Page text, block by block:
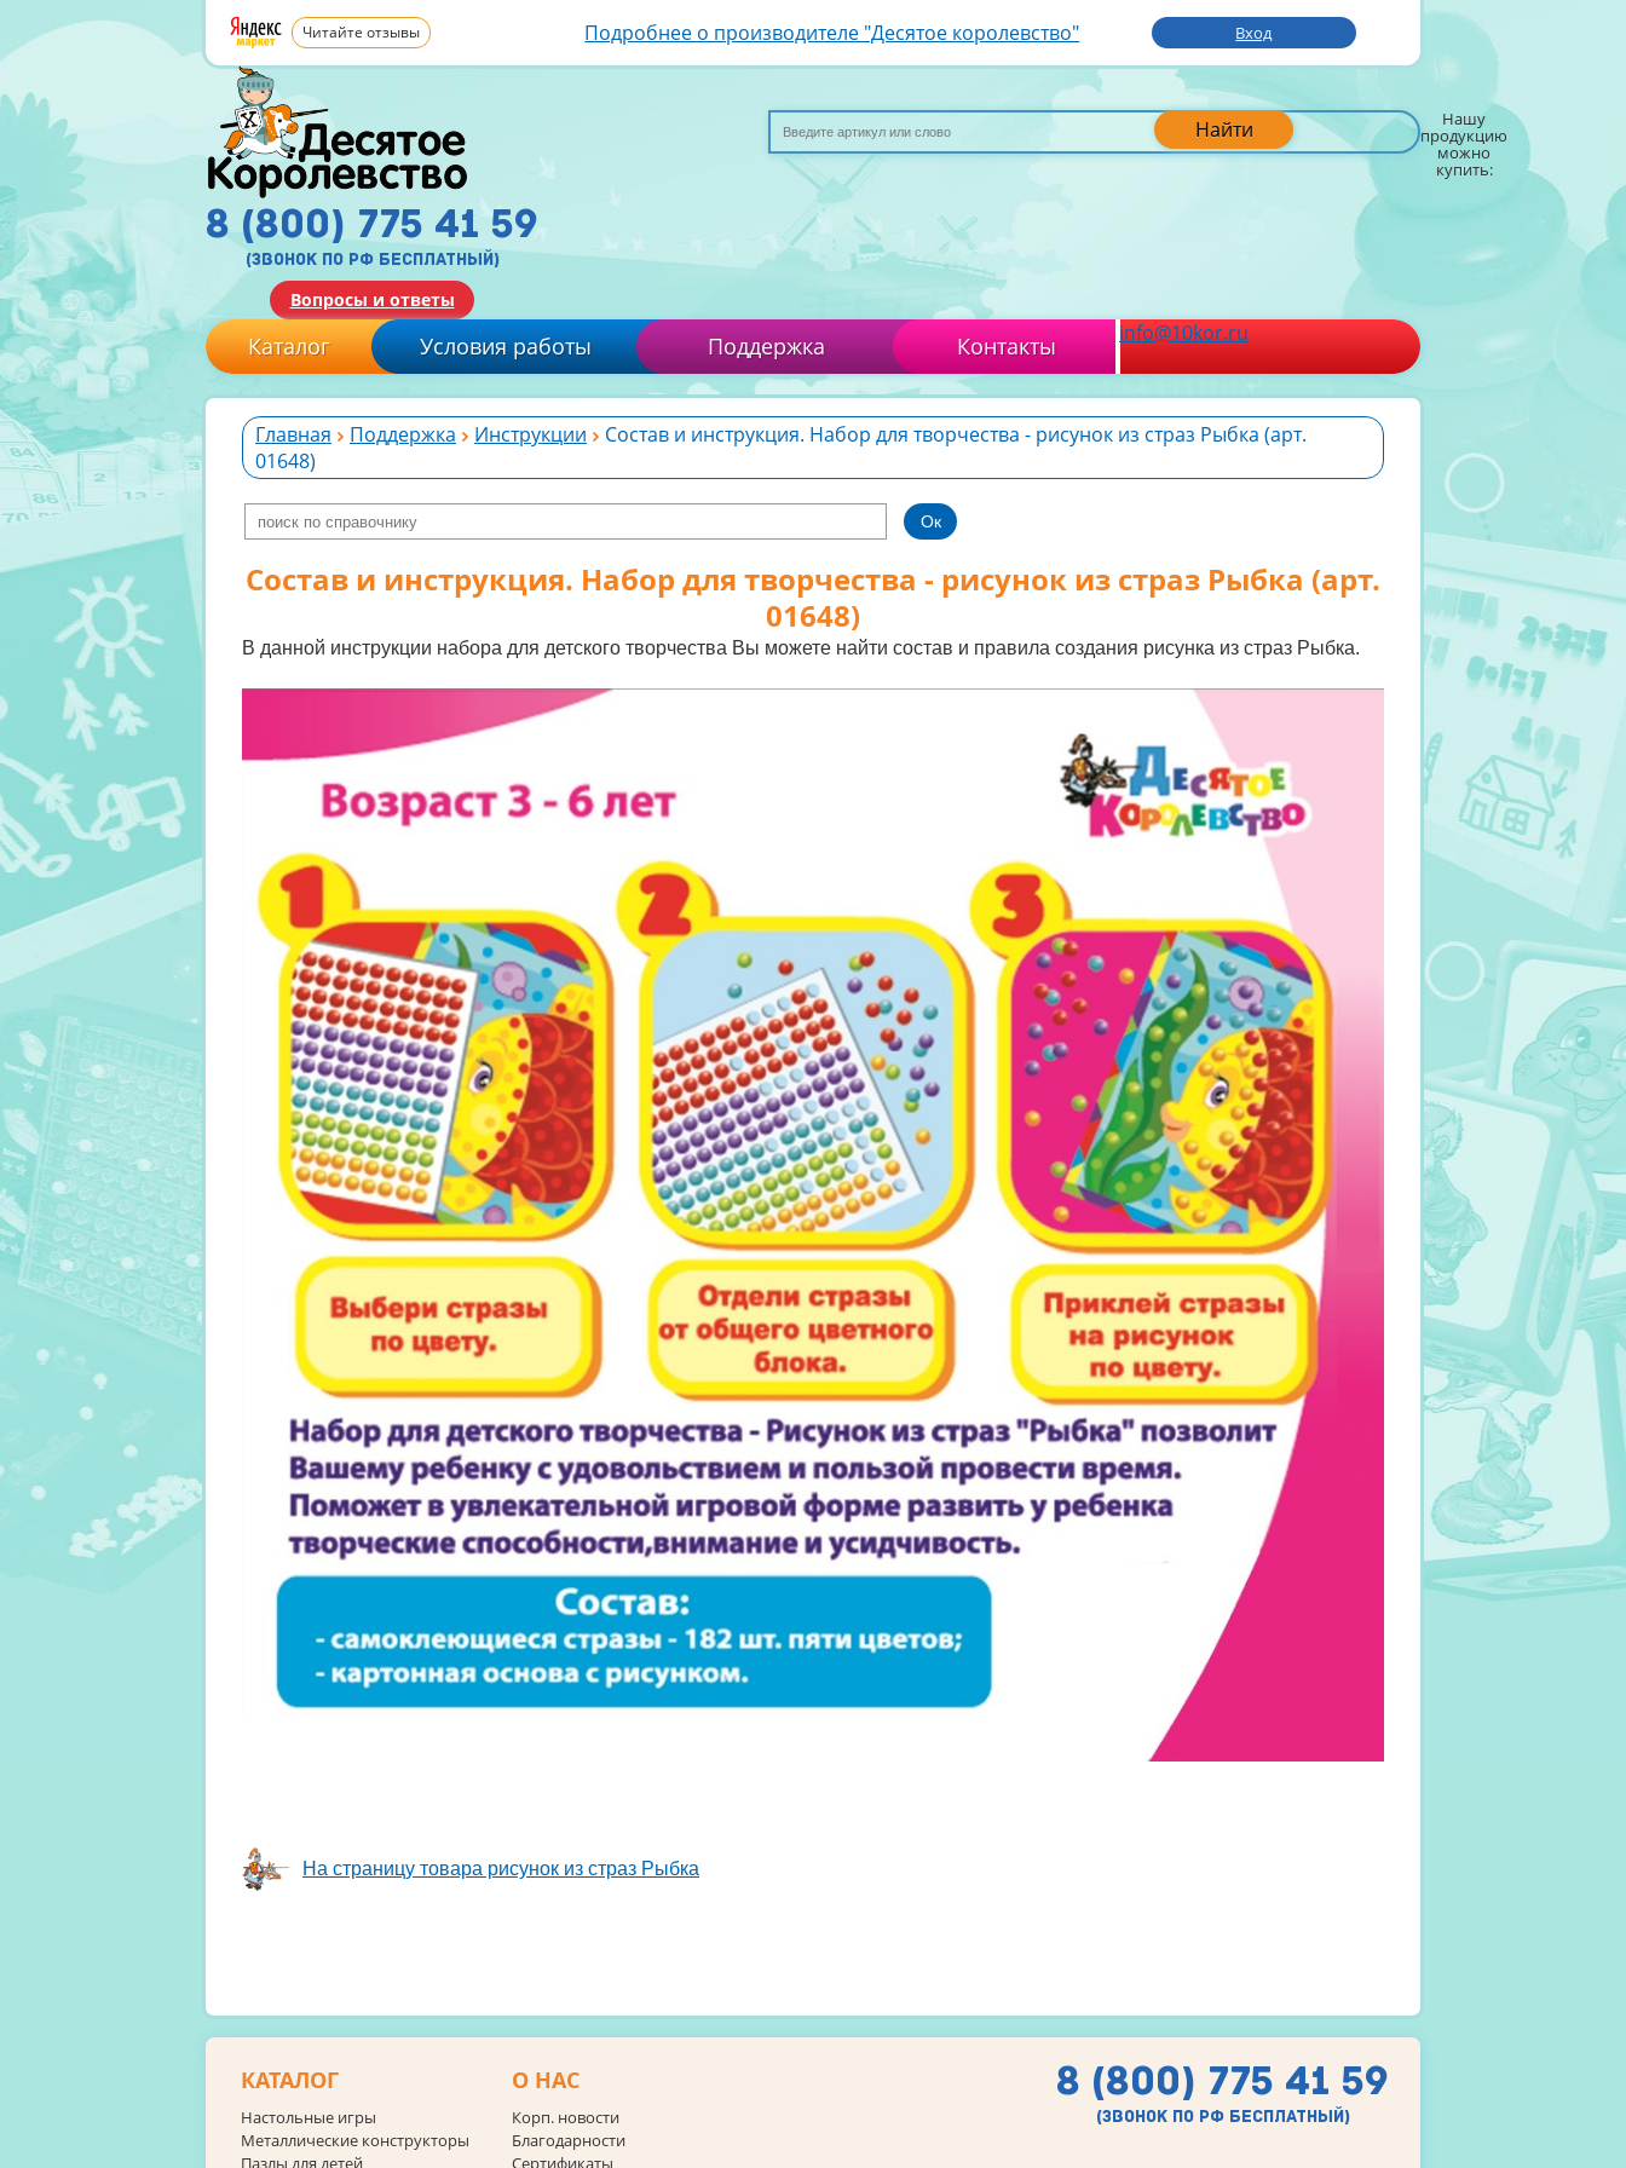
Читайте отзывы Подробнее о производителе "Десятое королевство" Вход
Найти Нашу
продукцию
можно
купить:
8 (800) 775 41 59
(звонок по рф бесплатный)
Вопросы и ответы
Каталог Условия работы Поддержка Контакты info@10kor.ru
Главная Поддержка Инструкции
Состав и инструкция. Набор для творчества - рисунок из страз Рыбка (арт.
01648)
Состав и инструкция. Набор для творчества - рисунок из страз Рыбка (арт.
01648)
В данной инструкции набора для детского творчества Вы можете найти состав и правила создания рисунка из страз Рыбка.
На страницу товара рисунок из страз Рыбка
КАТАЛОГ
Настольные игры
Металлические конструкторы
Пазлы для детей
О НАС
Корп. новости
Благодарности
Сертификаты
8 (800) 775 41 59
(звонок по рф бесплатный)